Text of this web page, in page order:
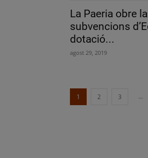
La Paeria obre
subvencions
dotació...
agost 29, 2019
1 2 3 ...